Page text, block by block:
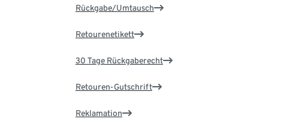
Rückgabe/Umtausch
Retourenetikett
30 Tage Rückgaberecht
Retouren-Gutschrift
Reklamation